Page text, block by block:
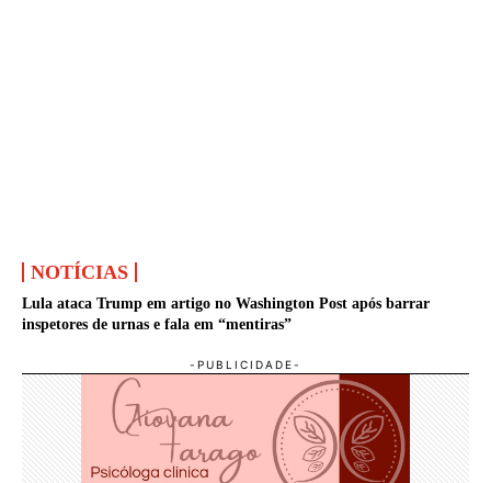
NOTÍCIAS
Lula ataca Trump em artigo no Washington Post após barrar
inspetores de urnas e fala em “mentiras”